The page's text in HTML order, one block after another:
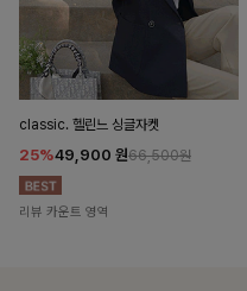
classic. 헬린느 싱글자켓
25%49,900 원66,500원
리뷰 카운트 영역